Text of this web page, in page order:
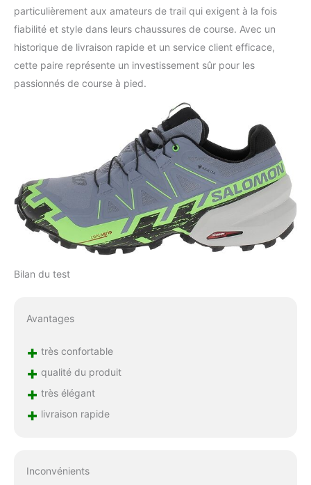
particulièrement aux amateurs de trail qui exigent à la fois
fiabilité et style dans leurs chaussures de course. Avec un
historique de livraison rapide et un service client efficace,
cette paire représente un investissement sûr pour les
passionnés de course à pied.
Bilan du test
Avantages
+ très confortable
+ qualité du produit
+ très élégant
+ livraison rapide
Inconvénients